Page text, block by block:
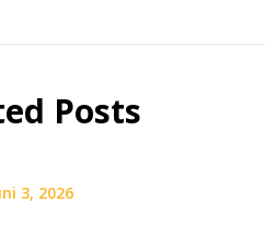
Posts
3, 2026